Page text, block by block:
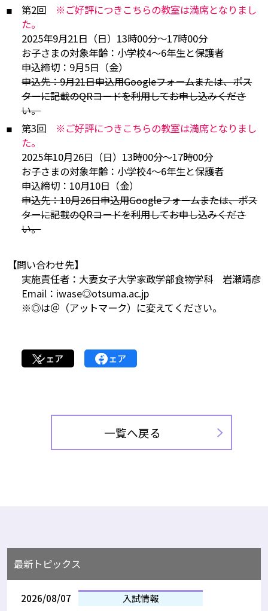
第2回 ※ご好評につきこちらの教室は満席となりまし
た。
2025年9月21日（日）13時00分～17時00分
お子さまの対象年齢：小学校4～6年生と保護者
申込締切：9月5日（金）
申込先：9月21日申込用Googleフォームまたは、ポス
ターに記載のQRコードを利用してお申し込みくださ
い。
第3回 ※ご好評につきこちらの教室は満席となりまし
た。
2025年10月26日（日）13時00分～17時00分
お子さまの対象年齢：小学校4～6年生と保護者
申込締切：10月10日（金）
申込先：10月26日申込用Googleフォームまたは、ポス
ターに記載のQRコードを利用してお申し込みくださ
い。
【問い合わせ先】
実施責任者：大妻女子大学家政学部食物学科 岩瀬靖彦
Email：iwase◎otsuma.ac.jp
※◎は＠（アットマーク）に変えてください。
シェア シェア
一覧へ戻る
最新トピックス
2026/08/07 入試情報